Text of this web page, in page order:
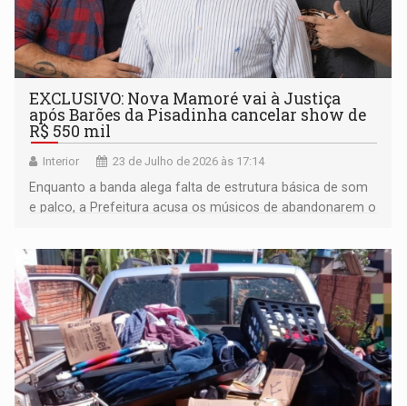
EXCLUSIVO: Nova Mamoré vai à Justiça
após Barões da Pisadinha cancelar show de
R$ 550 mil
Interior 23 de Julho de 2026 às 17:14
Enquanto a banda alega falta de estrutura básica de som
e palco, a Prefeitura acusa os músicos de abandonarem o